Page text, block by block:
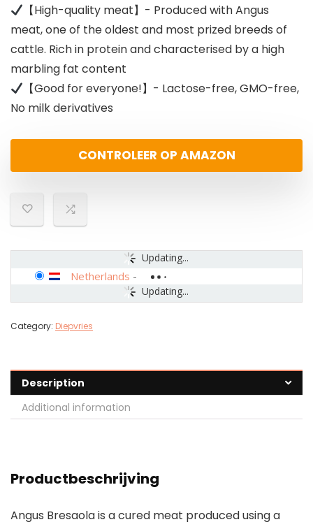
【High-quality meat】- Produced with Angus
meat, one of the oldest and most prized breeds of
cattle. Rich in protein and characterised by a high
marbling fat content
【Good for everyone!】- Lactose-free, GMO-free,
No milk derivatives
CONTROLEER OP AMAZON
Updating...
Updating...
Netherlands -
Category: Diepvries
Description
Additional information
Productbeschrijving
Angus Bresaola is a cured meat produced using a